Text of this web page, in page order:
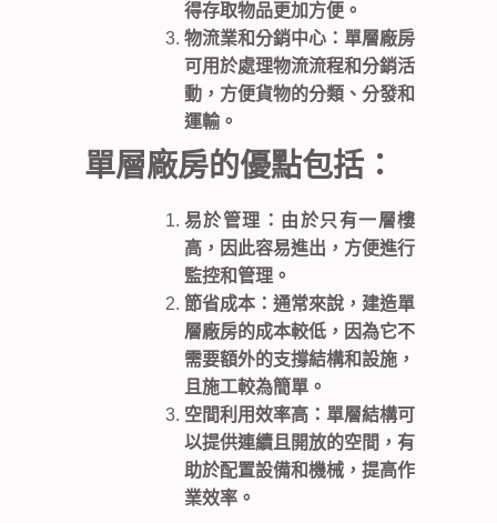
得存取物品更加方便。
物流業和分銷中心：單層廠房
可用於處理物流流程和分銷活
動，方便貨物的分類、分發和
運輸。
單層廠房的優點包括：
易於管理：由於只有一層樓
高，因此容易進出，方便進行
監控和管理。
節省成本：通常來說，建造單
層廠房的成本較低，因為它不
需要額外的支撐結構和設施，
且施工較為簡單。
空間利用效率高：單層結構可
以提供連續且開放的空間，有
助於配置設備和機械，提高作
業效率。